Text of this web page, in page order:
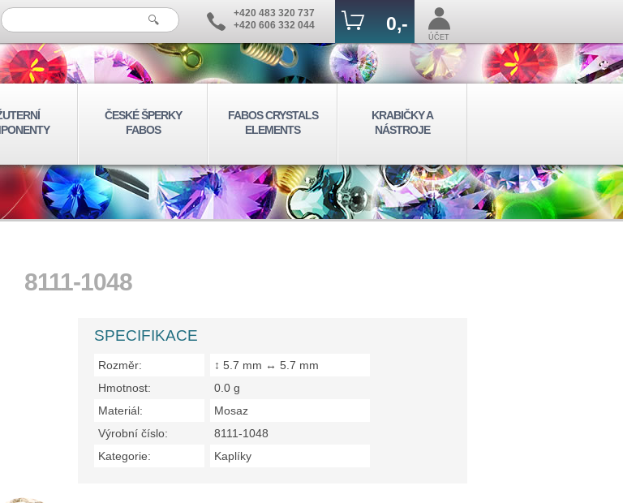
+420 483 320 737
+420 606 332 044
0,-
ÚČET
ČESKÉ ŠPERKY
FABOS
FABOS CRYSTALS
ELEMENTS
KRABIČKY A
NÁSTROJE
8111-1048
SPECIFIKACE
Rozměr:
↕ 5.7 mm ↔ 5.7 mm
Hmotnost:
0.0 g
Materiál:
Mosaz
Výrobní číslo:
8111-1048
Kategorie:
Kaplíky